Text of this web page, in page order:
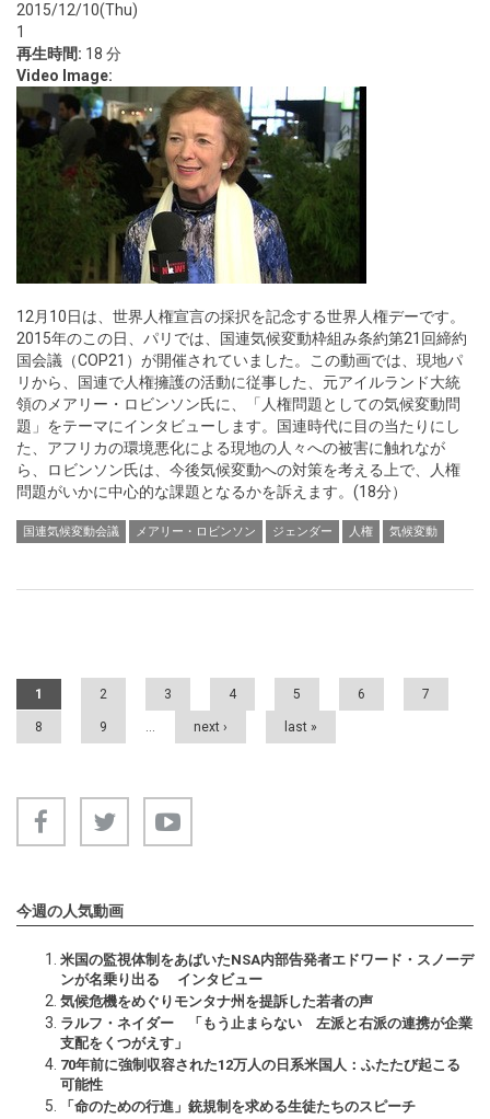
2015/12/10(Thu)
1
再生時間: 18 分
Video Image:
12月10日は、世界人権宣言の採択を記念する世界人権デーです。
2015年のこの日、パリでは、国連気候変動枠組み条約第21回締約
国会議（COP21）が開催されていました。この動画では、現地パ
リから、国連で人権擁護の活動に従事した、元アイルランド大統
領のメアリー・ロビンソン氏に、「人権問題としての気候変動問
題」をテーマにインタビューします。国連時代に目の当たりにし
た、アフリカの環境悪化による現地の人々への被害に触れなが
ら、ロビンソン氏は、今後気候変動への対策を考える上で、人権
問題がいかに中心的な課題となるかを訴えます。(18分）
国連気候変動会議 メアリー・ロビンソン ジェンダー 人権 気候変動
Pages
1 2 3 4 5 6 7
8 9 … next › last »
今週の人気動画
米国の監視体制をあばいたNSA内部告発者エドワード・スノーデ
ンが名乗り出る インタビュー
気候危機をめぐりモンタナ州を提訴した若者の声
ラルフ・ネイダー 「もう止まらない 左派と右派の連携が企業
支配をくつがえす」
70年前に強制収容された12万人の日系米国人：ふたたび起こる
可能性
「命のための行進」銃規制を求める生徒たちのスピーチ